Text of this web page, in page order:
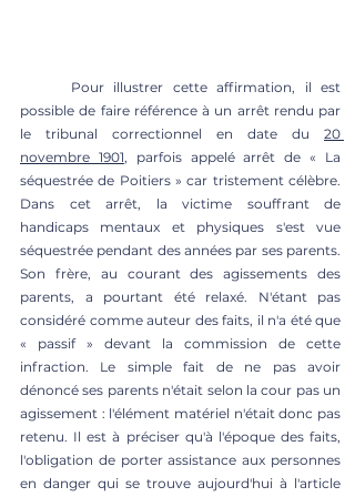
possible de faire référence à un arrêt rendu par
le tribunal correctionnel en date du 20
novembre 1901, parfois appelé arrêt de « La
séquestrée de Poitiers » car tristement célèbre.
Dans cet arrêt, la victime souffrant de
handicaps mentaux et physiques s'est vue
séquestrée pendant des années par ses parents.
Son frère, au courant des agissements des
parents, a pourtant été relaxé. N'étant pas
considéré comme auteur des faits, il n'a été que
« passif » devant la commission de cette
infraction. Le simple fait de ne pas avoir
dénoncé ses parents n'était selon la cour pas un
agissement : l'élément matériel n'était donc pas
retenu. Il est à préciser qu'à l'époque des faits,
l'obligation de porter assistance aux personnes
en danger qui se trouve aujourd'hui à l'article